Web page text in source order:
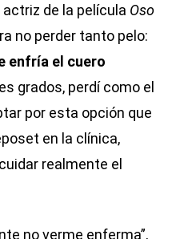
de la película Oso
no perder tanto pelo:
enfría el cuero
grados, perdí como el
por esta opción que
en la clínica,
realmente el
no verme enferma”,